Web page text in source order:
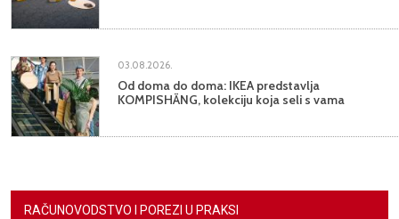
03.08.2026.
Od doma do doma: IKEA predstavlja
KOMPISHÄNG, kolekciju koja seli s vama
RAČUNOVODSTVO I POREZI U PRAKSI